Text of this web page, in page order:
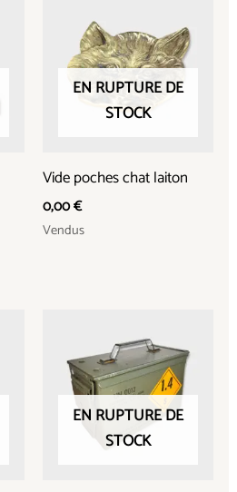
EN RUPTURE DE
STOCK
Vide poches chat laiton
0,00€
Vendus
EN RUPTURE DE
STOCK